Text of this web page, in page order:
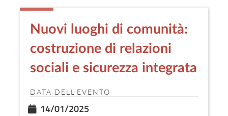
Nuovi luoghi di comunità:
costruzione di relazioni
sociali e sicurezza integrata
DATA DELL'EVENTO
14/01/2025